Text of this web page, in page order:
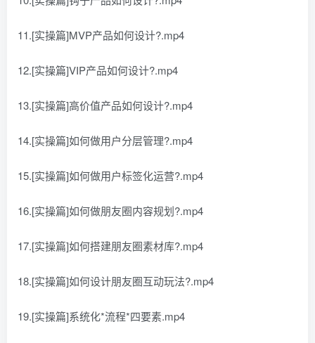
11.[实操篇]MVP产品如何设计?.mp4
12.[实操篇]VIP产品如何设计?.mp4
13.[实操篇]高价值产品如何设计?.mp4
14.[实操篇]如何做用户分层管理?.mp4
15.[实操篇]如何做用户标签化运营?.mp4
16.[实操篇]如何做朋友圈内容规划?.mp4
17.[实操篇]如何搭建朋友圈素材库?.mp4
18.[实操篇]如何设计朋友圈互动玩法?.mp4
19.[实操篇]系统化*流程*四要素.mp4